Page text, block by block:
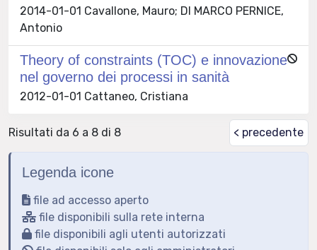
2014-01-01 Cavallone, Mauro; DI MARCO PERNICE,
Antonio
Theory of constraints (TOC) e innovazione
nel governo dei processi in sanità
2012-01-01 Cattaneo, Cristiana
Risultati da 6 a 8 di 8 < precedente
Legenda icone
file ad accesso aperto
file disponibili sulla rete interna
file disponibili agli utenti autorizzati